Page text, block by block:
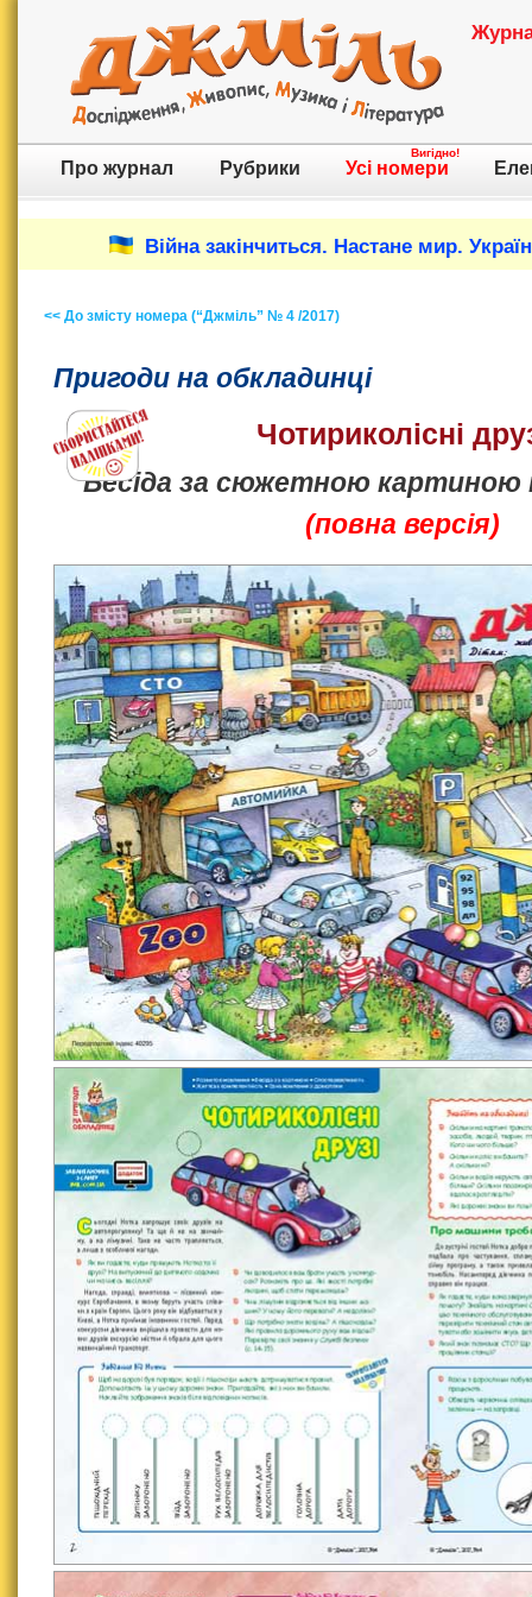
Про журнал Рубрики Усі номери
Вигідно!
Війна закінчиться. Настане мир.
<< До змісту номера (“Джміль” № 4 /2017)
Пригоди на обкладинці
Чотириколісні
Бесіда за сюжетною картиною
(повна версія)